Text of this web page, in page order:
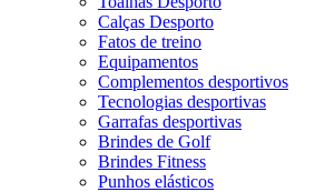
Calças Desporto
Fatos de treino
Equipamentos
Complementos desportivos
Tecnologias desportivas
Garrafas desportivas
Brindes de Golf
Brindes Fitness
Punhos elásticos